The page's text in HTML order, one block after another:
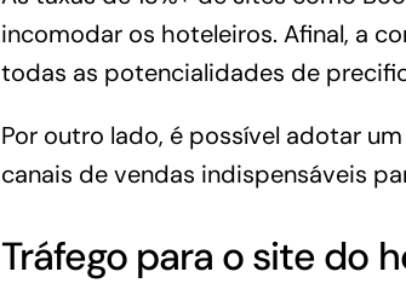
incomodar os hoteleiros. Afinal, a
todas as potencialidades de
Por outro lado, é possível adotar um
canais de vendas indispensáveis
Tráfego para o site do